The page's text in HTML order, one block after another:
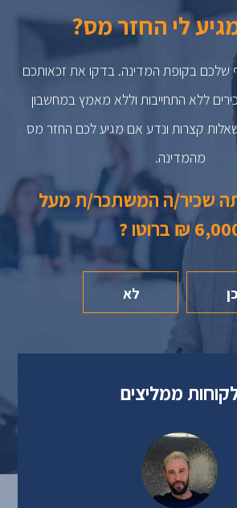
לי החזר מס?
שלכם בקופת המדינה. בדקו את זכאותכם
ללא התחייבות וללא מאמץ במחשבון
קצרות ונדע אם מגיע לכם החזר מס
מהמדינה.
שכיר/ה המשתכר/ת מעל
₪ ברוטו ?
כן לא
ממליצים